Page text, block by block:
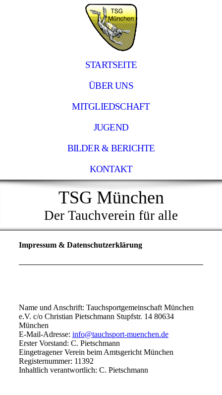
STARTSEITE
ÜBER UNS
MITGLIEDSCHAFT
JUGEND
BILDER & BERICHTE
KONTAKT
TSG München
Der Tauchverein für alle
Impressum & Datenschutzerklärung
Name und Anschrift: Tauchsportgemeinschaft München
e.V. c/o Christian Pietschmann Stupfstr. 14 80634
München
E-Mail-Adresse: info@tauchsport-muenchen.de
Erster Vorstand: C. Pietschmann
Eingetragener Verein beim Amtsgericht München
Registernummer: 11392
Inhaltlich verantwortlich: C. Pietschmann